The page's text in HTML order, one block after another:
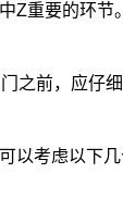
要的环节
之前，应仔
以考虑以下